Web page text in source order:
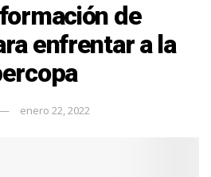
de
enfrentar a la
enero 22, 2022